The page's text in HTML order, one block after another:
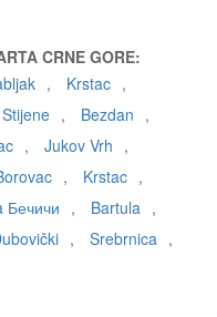
CRNE GORE:
, Krstac ,
, Bezdan ,
, Jukov Vrh ,
, Krstac ,
Бечичи , Bartula ,
, Srebrnica ,